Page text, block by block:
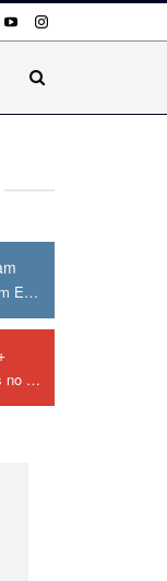
Instagram Europamos
Siga-nos no Google